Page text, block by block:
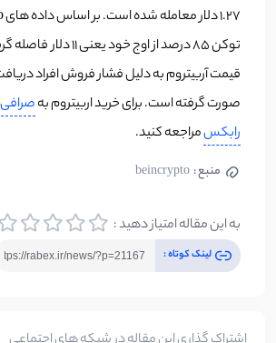
توکن 85 درصد از اوج خود
قیمت آربیتروم به دلیل فشار فروش افراد
صورت گرفته است. برای خرید اربیتروم بهصرافی
رابکسمراجعه کنید.
منبع : beincrypto
به این مقاله امتیاز دهید :
لینک کوتاه :